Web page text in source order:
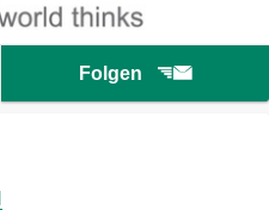
Folgen